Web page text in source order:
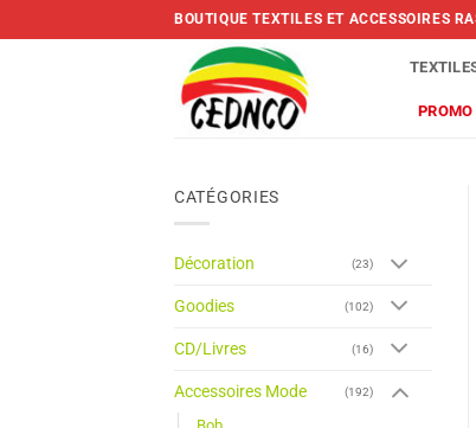
to
BOUTIQUE TEXTILES ET ACCESSOIRES
PROMO
CATÉGORIES
Décoration (23)
Goodies (102)
CD/Livres (16)
Accessoires Mode (192)